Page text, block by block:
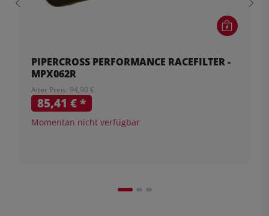
PIPERCROSS PERFORMANCE RACEFILTER -
MPX062R
Alter Preis: 94,90 €
85,41 €*
Momentan nicht verfügbar